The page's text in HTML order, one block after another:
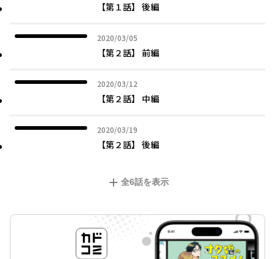
【第１話】 後編
2020/03/05
2020年03月05日
【第２話】 前編
2020/03/12
2020年03月12日
【第２話】 中編
2020/03/19
2020年03月19日
【第２話】 後編
全6話を表示